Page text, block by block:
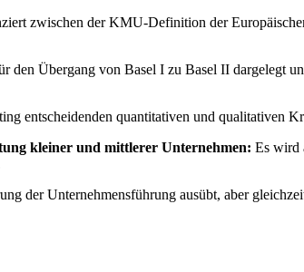
zwischen der KMU-Definition der
den Übergang von Basel I zu Basel II dargelegt
entscheidenden quantitativen und qualitativen
kleiner und mittlerer Unternehmen: Es wird
der Unternehmensführung ausübt, aber